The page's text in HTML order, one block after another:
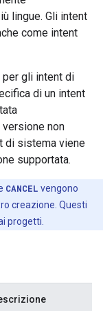
lingue. Gli intent
come intent
gli intent di
di un intent
non
di sistema viene
supportata.
CANCEL vengono
creazione. Questi
progetti.